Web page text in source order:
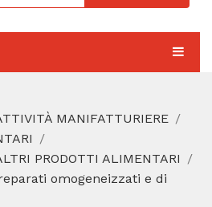
SERVE
MANIFATTURIERE
PRODOTTI ALIMENTARI
omogeneizzati e di